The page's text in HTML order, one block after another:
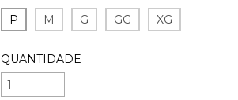
P
M G GG XG
QUANTIDADE